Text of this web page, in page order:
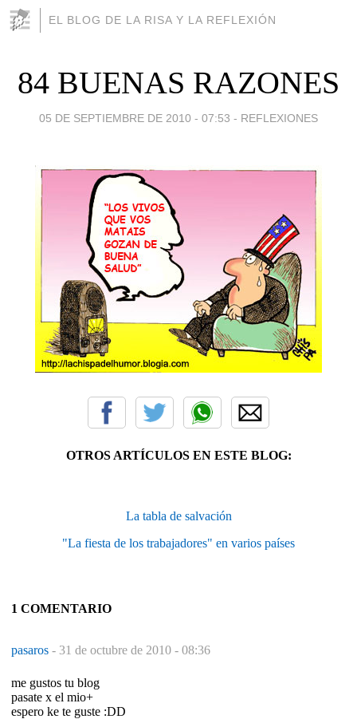
EL BLOG DE LA RISA Y LA REFLEXIÓN
84 BUENAS RAZONES
05 DE SEPTIEMBRE DE 2010 - 07:53 - REFLEXIONES
OTROS ARTÍCULOS EN ESTE BLOG:
La tabla de salvación
"La fiesta de los trabajadores" en varios países
1 COMENTARIO
pasaros - 31 de octubre de 2010 - 08:36
me gustos tu blog
pasate x el mio+
espero ke te guste :DD